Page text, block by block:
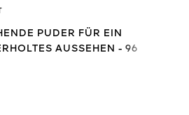
PUDER FÜR EIN
AUSSEHEN - 96